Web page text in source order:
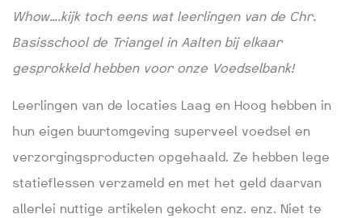
Whow….kijk toch eens wat leerlingen van de Chr.
Basisschool de Triangel in Aalten bij elkaar
gesprokkeld hebben voor onze Voedselbank!
Leerlingen van de locaties Laag en Hoog hebben in
hun eigen buurtomgeving superveel voedsel en
verzorgingsproducten opgehaald. Ze hebben lege
statieflessen verzameld en met het geld daarvan
allerlei nuttige artikelen gekocht enz. enz. Niet te